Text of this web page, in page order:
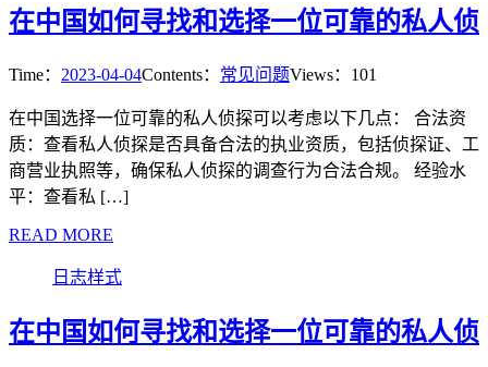
在中国如何寻找和选择一位可靠的私人侦
Time： 2023-04-04Contents： 常见问题Views：101
在中国选择一位可靠的私人侦探可以考虑以下几点： 合法资
质：查看私人侦探是否具备合法的执业资质，包括侦探证、工
商营业执照等，确保私人侦探的调查行为合法合规。 经验水
平：查看私 […]
READ MORE
日志样式
在中国如何寻找和选择一位可靠的私人侦